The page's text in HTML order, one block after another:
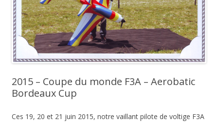
2015 – Coupe du monde F3A – Aerobatic
Bordeaux Cup
Ces 19, 20 et 21 juin 2015, notre vaillant pilote de voltige F3A